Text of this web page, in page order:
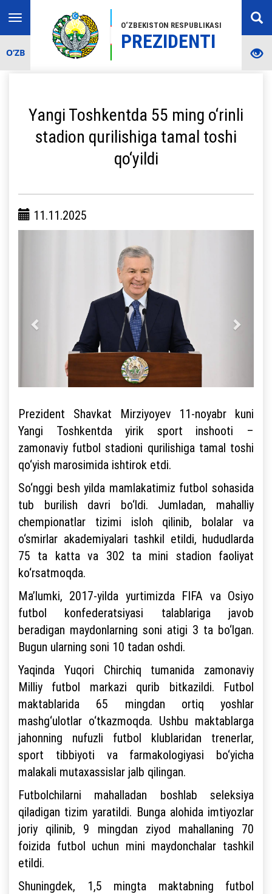
O‘ZBEKISTON RESPUBLIKASI
PREZIDENTI
Toggle
navigation
O‘ZB
Yangi Toshkentda 55 ming o‘rinli
stadion qurilishiga tamal toshi
qo‘yildi
11.11.2025
Prezident Shavkat Mirziyoyev 11-noyabr kuni
Yangi Toshkentda yirik sport inshooti –
zamonaviy futbol stadioni qurilishiga tamal toshi
qo‘yish marosimida ishtirok etdi.
So‘nggi besh yilda mamlakatimiz futbol sohasida
tub burilish davri bo‘ldi. Jumladan, mahalliy
chempionatlar tizimi isloh qilinib, bolalar va
o‘smirlar akademiyalari tashkil etildi, hududlarda
75 ta katta va 302 ta mini stadion faoliyat
ko‘rsatmoqda.
Ma’lumki, 2017-yilda yurtimizda FIFA va Osiyo
futbol konfederatsiyasi talablariga javob
beradigan maydonlarning soni atigi 3 ta bo‘lgan.
Bugun ularning soni 10 tadan oshdi.
Yaqinda Yuqori Chirchiq tumanida zamonaviy
Milliy futbol markazi qurib bitkazildi. Futbol
maktablarida 65 mingdan ortiq yoshlar
mashg‘ulotlar o‘tkazmoqda. Ushbu maktablarga
jahonning nufuzli futbol klublaridan trenerlar,
sport tibbiyoti va farmakologiyasi bo‘yicha
malakali mutaxassislar jalb qilingan.
Futbolchilarni mahalladan boshlab seleksiya
qiladigan tizim yaratildi. Bunga alohida imtiyozlar
joriy qilinib, 9 mingdan ziyod mahallaning 70
foizida futbol uchun mini maydonchalar tashkil
etildi.
Shuningdek, 1,5 mingta maktabning futbol